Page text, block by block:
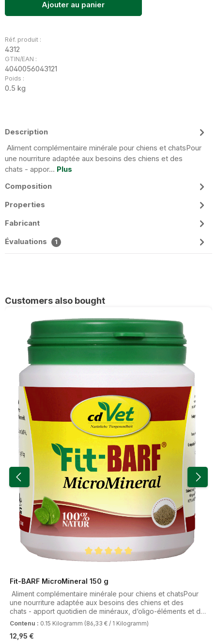
Ajouter au panier
Réf. produit :
4312
GTIN/EAN :
4040056043121
Poids :
0.5 kg
Description
Aliment complémentaire minérale pour chiens et chatsPour
une nourriture adaptée aux besoins des chiens et des
chats - appor… Plus
Composition
Properties
Fabricant
Évaluations 1
Ignorer la galerie de produits
Customers also bought
Note moyenne de 5 sur 5 étoiles
Fit-BARF MicroMineral 150 g
Aliment complémentaire minérale pour chiens et chatsPour
une nourriture adaptée aux besoins des chiens et des
chats - apport quotidien de minéraux, d‘oligo-éléments et de
vitamines, poudre Fit-BARF MicroMineral contient des
ingrédients 100% naturels, riches en micronutriments naturels
et facilement disponibles, tels que des minéraux, des oligo-
Contenu : 0.15 Kilogramm (86,33 € / 1 Kilogramm)
Prix régulier :
12,95 €